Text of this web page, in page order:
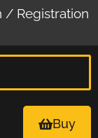
/ Registration
Buy